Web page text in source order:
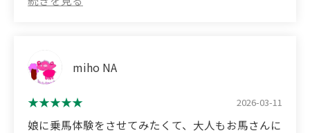
step, so I'm enjoying seeing myself gradually
it easy because it has a strong image of show
jumping, but they teach according to my wishes. I
(Please note that the nearest bus stop has
infrequent service!)
It was my first time, but I was taught very
carefully! It was fun.
miho NA
2026-03-11
娘に乗馬体験をさせてみたくて、大人もお馬さんに